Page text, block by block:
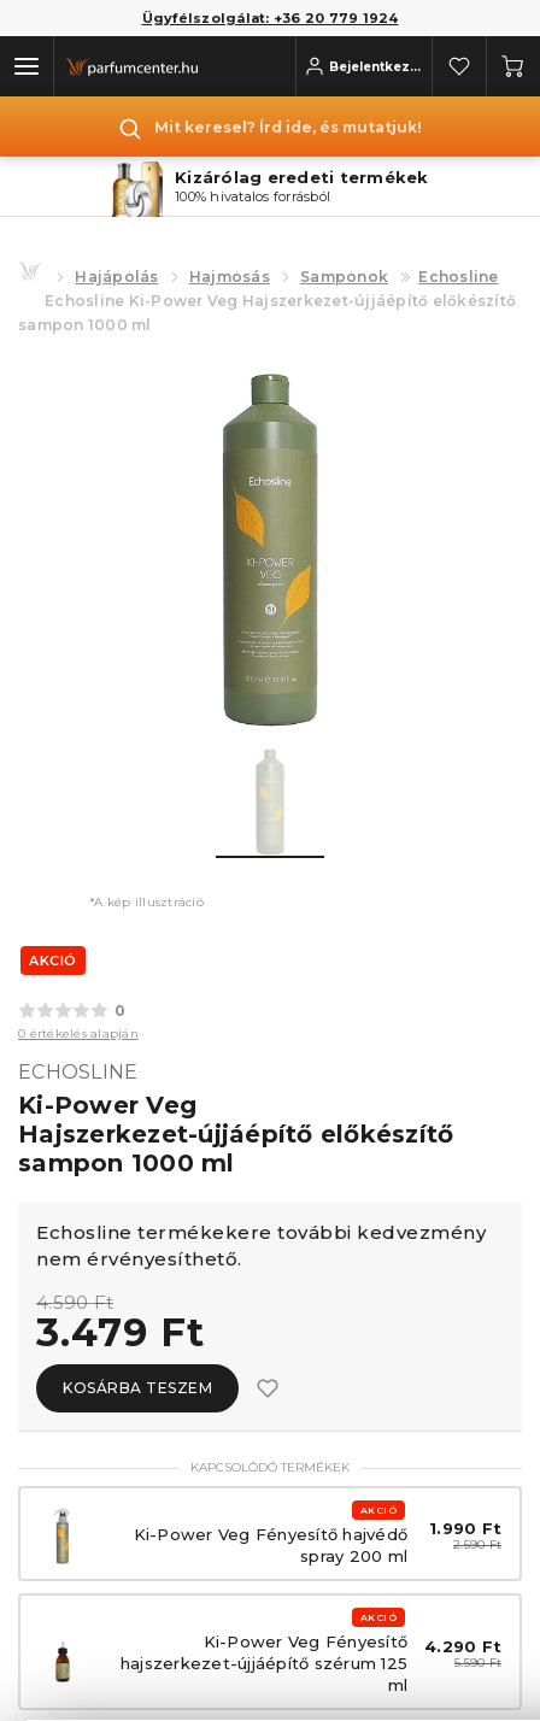
Ügyfélszolgálat: +36 20 779 1924
Bejelentkezés
Mit keresel? Írd ide, és mutatjuk!
Kizárólag eredeti termékek
100% hivatalos forrásból
Hajápolás Hajmosás Samponok
Echosline
Echosline Ki-Power Veg Hajszerkezet-újjáépítő előkészítő
sampon 1000 ml
*A kép illusztráció
AKCIÓ
0
0 értékelés alapján
ECHOSLINE
Ki-Power Veg
Hajszerkezet-újjáépítő előkészítő
sampon 1000 ml
Echosline termékekere további kedvezmény
nem érvényesíthető.
4.590 Ft
3.479 Ft
KOSÁRBA TESZEM
KAPCSOLÓDÓ TERMÉKEK
AKCIÓ
Ki-Power Veg Fényesítő hajvédő
spray 200 ml
1.990 Ft
2.590 Ft
AKCIÓ
Ki-Power Veg Fényesítő
hajszerkezet-újjáépítő szérum 125
ml
4.290 Ft
5.590 Ft